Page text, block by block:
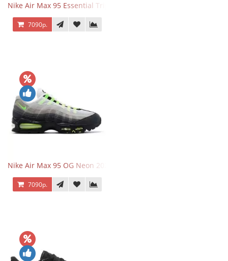
Nike Air Max 95 Essential Triple Black
7090р.
Nike Air Max 95 OG Neon 2025
7090р.